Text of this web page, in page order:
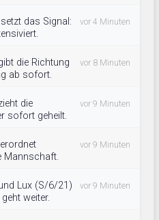
das Signal:
vor 4 Minuten
die Richtung
ab sofort.
vor 8 Minuten
die
sofort geheilt.
vor 9 Minuten
Mannschaft.
vor 9 Minuten
Lux (S/6/21)
weiter.
vor 9 Minuten